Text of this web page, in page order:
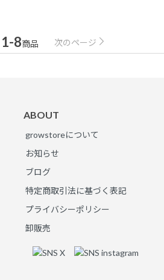
1-8商品 次のページ
ABOUT
growstoreについて
お知らせ
ブログ
特定商取引法に基づく表記
プライバシーポリシー
卸販売